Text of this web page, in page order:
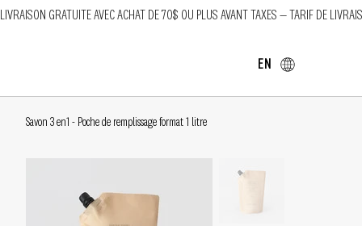
LIVRAISON GRATUITE AVEC ACHAT DE 70$ OU PLUS AVANT TAXES — TARIF DE
EN
Savon 3 en1 - Poche de remplissage format 1 litre